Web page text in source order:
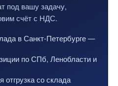
под вашу задачу,
счёт с НДС.
в Санкт-Петербурге —
по СПб, Ленобласти и
со склада